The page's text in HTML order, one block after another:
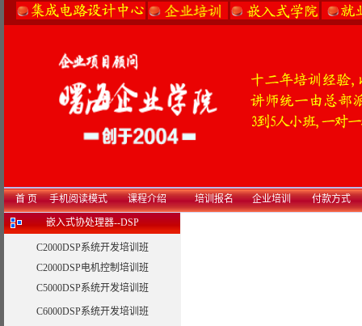
首 页 手机阅读模式 课程介绍 培训报名 企业培训 付款方式
嵌入式协处理器--DSP
C2000DSP系统开发培训班
C2000DSP电机控制培训班
C5000DSP系统开发培训班
C6000DSP系统开发培训班